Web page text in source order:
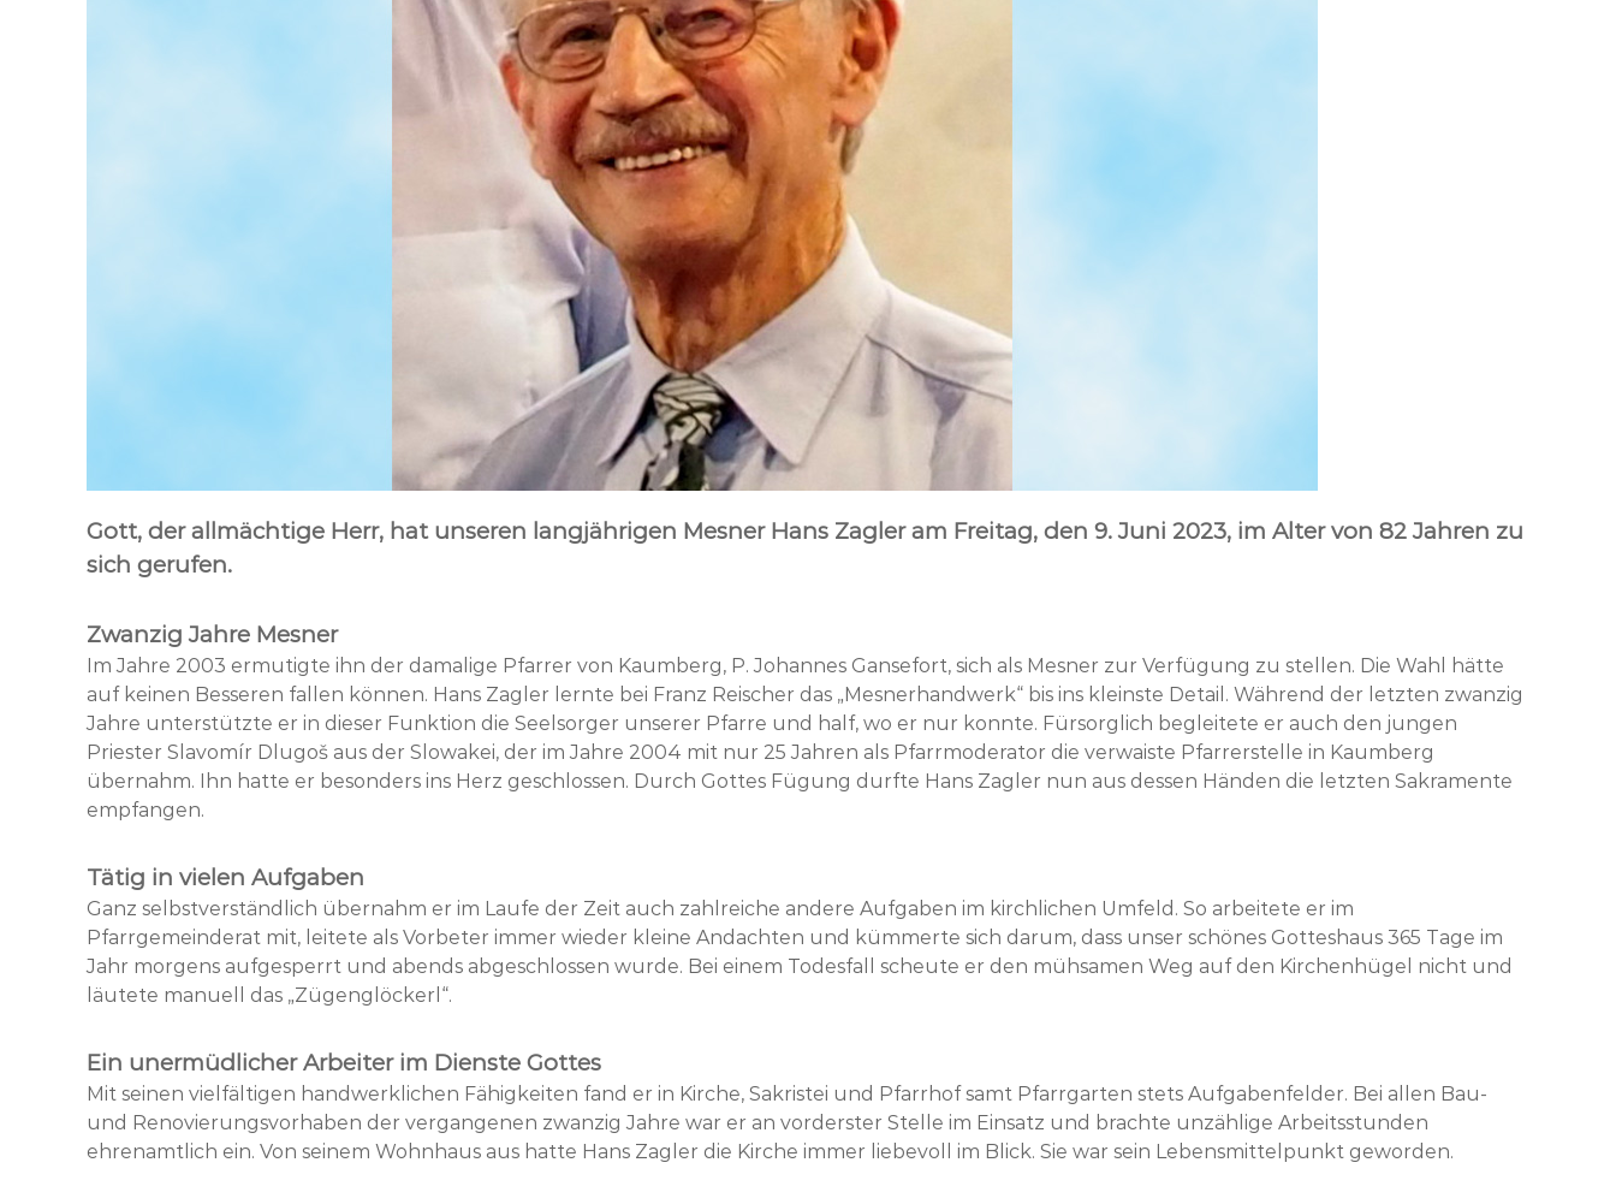
Gott, der allmächtige Herr, hat unseren langjährigen Mesner Hans Zagler am Freitag, den 9. Juni 2023, im Alter von 82 Jahren zu
sich gerufen.
Zwanzig Jahre Mesner
Im Jahre 2003 ermutigte ihn der damalige Pfarrer von Kaumberg, P. Johannes Gansefort, sich als Mesner zur Verfügung zu stellen. Die Wahl hätte
auf keinen Besseren fallen können. Hans Zagler lernte bei Franz Reischer das „Mesnerhandwerk“ bis ins kleinste Detail. Während der letzten zwanzig
Jahre unterstützte er in dieser Funktion die Seelsorger unserer Pfarre und half, wo er nur konnte. Fürsorglich begleitete er auch den jungen
Priester Slavomír Dlugoš aus der Slowakei, der im Jahre 2004 mit nur 25 Jahren als Pfarrmoderator die verwaiste Pfarrerstelle in Kaumberg
übernahm. Ihn hatte er besonders ins Herz geschlossen. Durch Gottes Fügung durfte Hans Zagler nun aus dessen Händen die letzten Sakramente
empfangen.
Tätig in vielen Aufgaben
Ganz selbstverständlich übernahm er im Laufe der Zeit auch zahlreiche andere Aufgaben im kirchlichen Umfeld. So arbeitete er im
Pfarrgemeinderat mit, leitete als Vorbeter immer wieder kleine Andachten und kümmerte sich darum, dass unser schönes Gotteshaus 365 Tage im
Jahr morgens aufgesperrt und abends abgeschlossen wurde. Bei einem Todesfall scheute er den mühsamen Weg auf den Kirchenhügel nicht und
läutete manuell das „Zügenglöckerl“.
Ein unermüdlicher Arbeiter im Dienste Gottes
Mit seinen vielfältigen handwerklichen Fähigkeiten fand er in Kirche, Sakristei und Pfarrhof samt Pfarrgarten stets Aufgabenfelder. Bei allen Bau-
und Renovierungsvorhaben der vergangenen zwanzig Jahre war er an vorderster Stelle im Einsatz und brachte unzählige Arbeitsstunden
ehrenamtlich ein. Von seinem Wohnhaus aus hatte Hans Zagler die Kirche immer liebevoll im Blick. Sie war sein Lebensmittelpunkt geworden.